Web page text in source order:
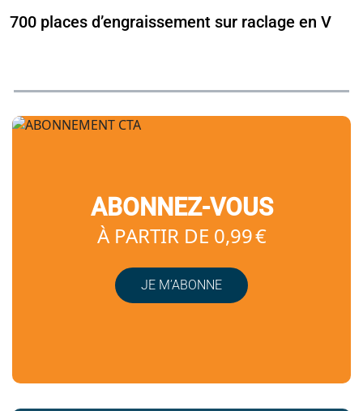
700 places d’engraissement sur raclage en V
ABONNEZ-VOUS
À PARTIR DE 0,99 €
JE M’ABONNE